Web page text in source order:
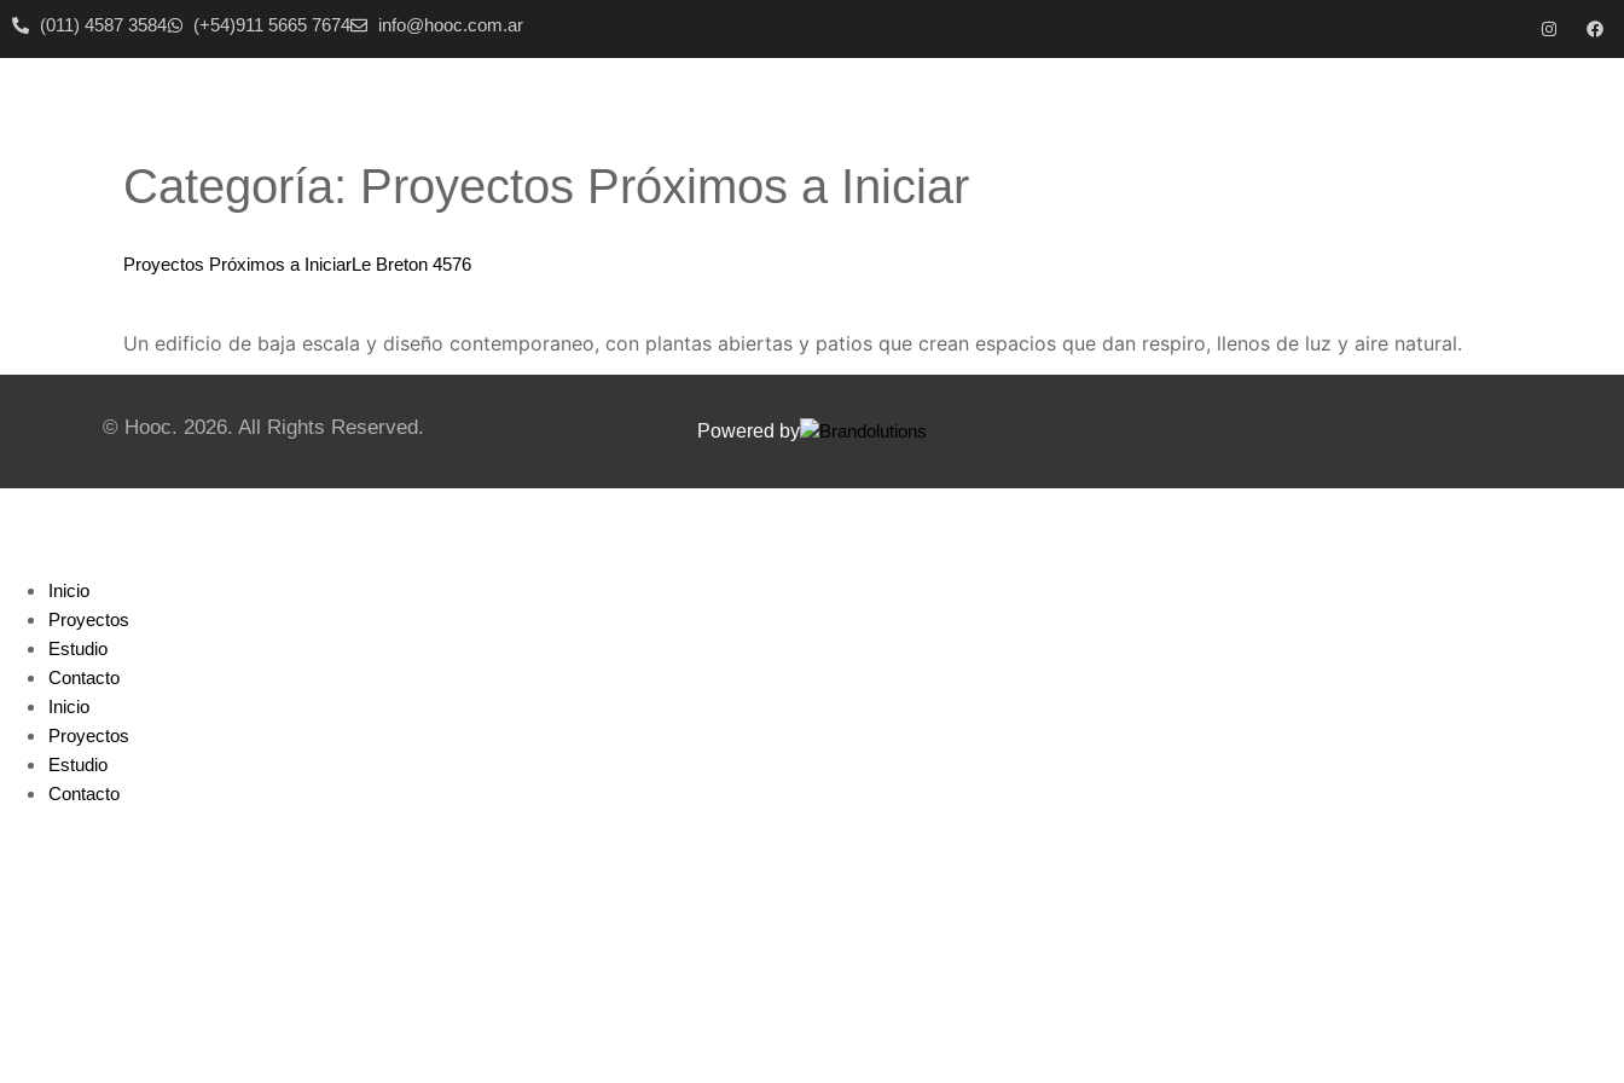
(011) 4587 3584 (+54)911 5665 7674 info@hooc.com.ar
Categoría: Proyectos Próximos a Iniciar
Proyectos Próximos a IniciarLe Breton 4576
Un edificio de baja escala y diseño contemporaneo, con plantas abiertas y patios que crean espacios que dan respiro, llenos de luz y aire natural.
© Hooc. 2026. All Rights Reserved. Powered by
Inicio
Proyectos
Estudio
Contacto
Inicio
Proyectos
Estudio
Contacto